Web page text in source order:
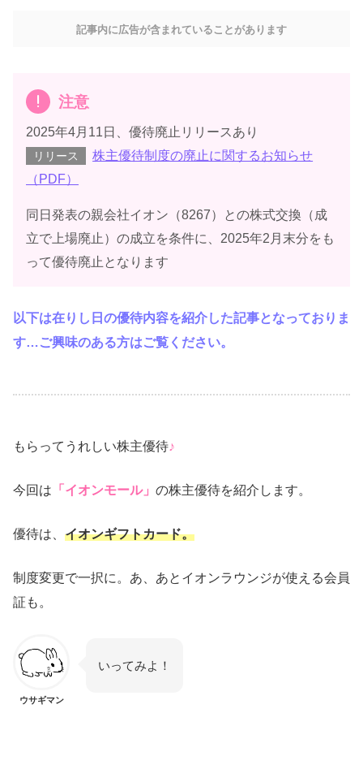
記事内に広告が含まれていることがあります
注意
2025年4月11日、優待廃止リリースあり
リリース
株主優待制度の廃止に関するお知らせ
（PDF）
同日発表の親会社イオン（8267）との株式交換（成
立で上場廃止）の成立を条件に、2025年2月末分をも
って優待廃止となります
以下は在りし日の優待内容を紹介した記事となっておりま
す…ご興味のある方はご覧ください。
もらってうれしい株主優待♪
今回は 「イオンモール」 の株主優待を紹介します。
優待は、 イオンギフトカード。
制度変更で一択に。あ、あとイオンラウンジが使える会員
証も。
ウサギマン
いってみよ！